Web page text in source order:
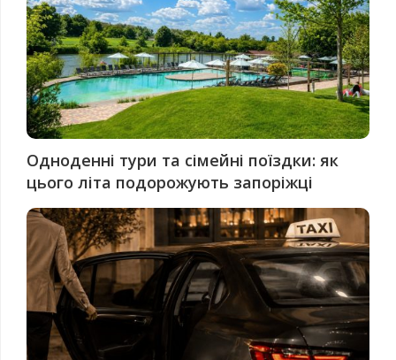
Одноденні тури та сімейні поїздки: як
цього літа подорожують запоріжці